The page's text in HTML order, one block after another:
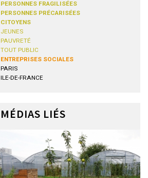
PERSONNES FRAGILISÉES
PERSONNES PRÉCARISÉES
CITOYENS
JEUNES
PAUVRETÉ
TOUT PUBLIC
ENTREPRISES SOCIALES
PARIS
ILE-DE-FRANCE
MÉDIAS LIÉS